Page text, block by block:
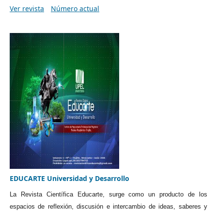
Ver revista Número actual
EDUCARTE Universidad y Desarrollo
La Revista Científica Educarte, surge como un producto de los
espacios de reflexión, discusión e intercambio de ideas, saberes y